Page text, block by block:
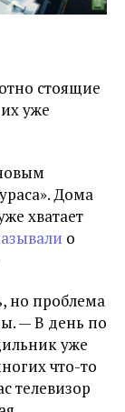
стоящие
уже
Дома
хватает
о
но проблема
— В день по
уже
что-то
телевизор